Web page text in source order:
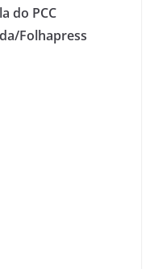
do PCC
Folhapress